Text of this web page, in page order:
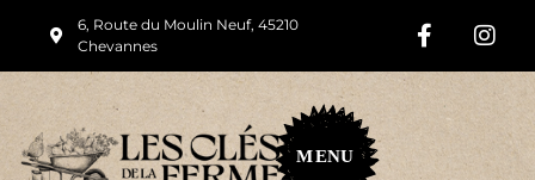
6, Route du Moulin Neuf, 45210
Chevannes
MENU